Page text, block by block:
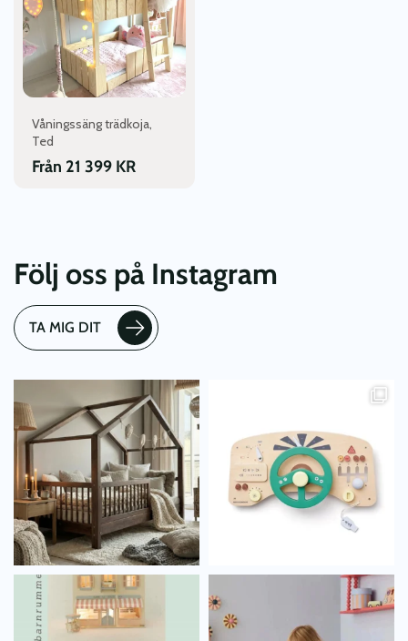
Våningssäng trädkoja,
Ted
Från 21 399 KR
varianter.
De
olika
alternativen
kan
produktsidan
Följ oss på Instagram
TA MIG DIT